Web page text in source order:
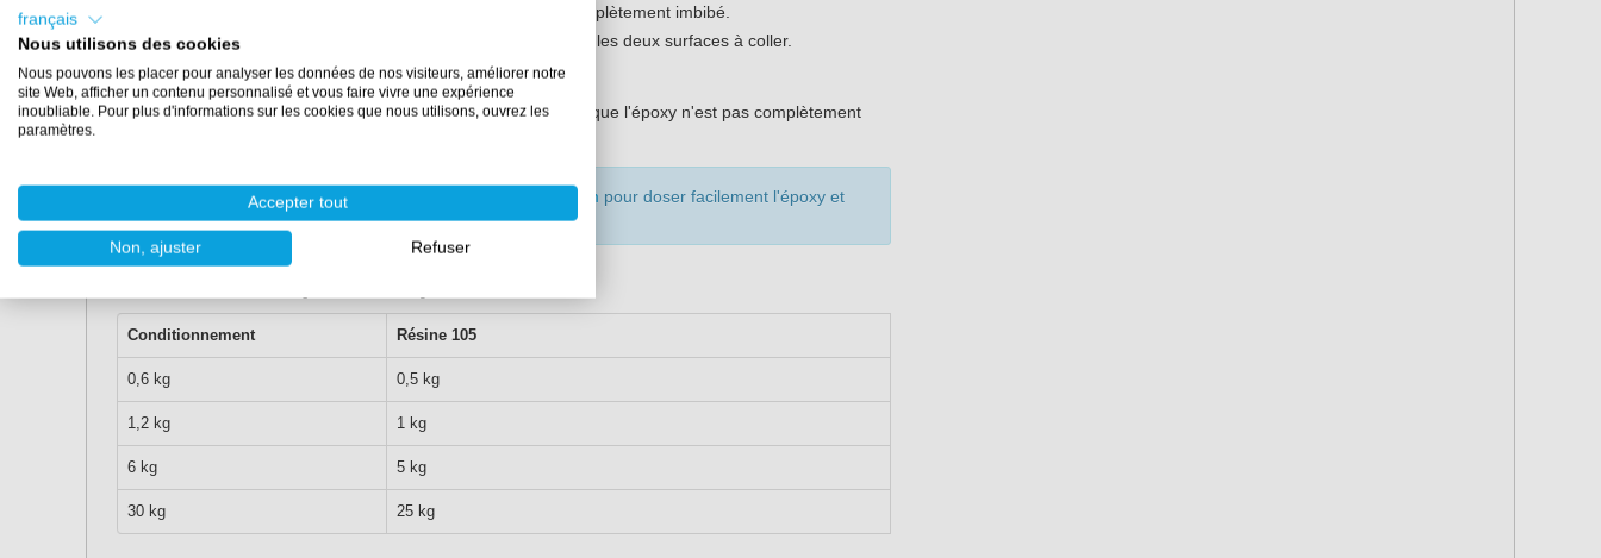
Pour la stratification : assurez-vous que le tissu est complètement imbibé.
Pour le collage : appliquez une fine couche d'époxy sur les deux surfaces à coller.
Laissez durcir le matériau pendant environ 5 à 7 heures.
Ne poncez pas et n'appliquez pas de nouvelle couche tant que l'époxy n'est pas complètement
utilisez les kits de pompes pratiques West System pour doser facilement l'époxy et
le durcisseur dans les proportions correctes.
Conditionnement Résine 105
0,6 kg 0,5 kg
1,2 kg 1 kg
6 kg 5 kg
30 kg 25 kg
français
Nous utilisons des cookies
Nous pouvons les placer pour analyser les données de nos visiteurs, améliorer notre
site Web, afficher un contenu personnalisé et vous faire vivre une expérience
inoubliable. Pour plus d'informations sur les cookies que nous utilisons, ouvrez les
paramètres.
Accepter tout
Non, ajuster Refuser